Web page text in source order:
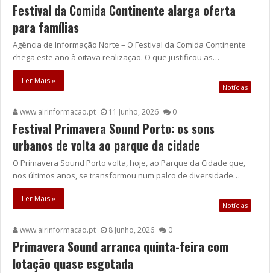
Festival da Comida Continente alarga oferta
para famílias
Agência de Informação Norte – O Festival da Comida Continente
chega este ano à oitava realização. O que justificou as…
Ler Mais »
Notícias
www.airinformacao.pt 11 Junho, 2026 0
Festival Primavera Sound Porto: os sons
urbanos de volta ao parque da cidade
O Primavera Sound Porto volta, hoje, ao Parque da Cidade que,
nos últimos anos, se transformou num palco de diversidade…
Ler Mais »
Notícias
www.airinformacao.pt 8 Junho, 2026 0
Primavera Sound arranca quinta-feira com
lotação quase esgotada